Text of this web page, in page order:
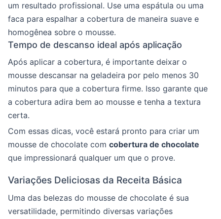
um resultado profissional. Use uma espátula ou uma
faca para espalhar a cobertura de maneira suave e
homogênea sobre o mousse.
Tempo de descanso ideal após aplicação
Após aplicar a cobertura, é importante deixar o
mousse descansar na geladeira por pelo menos 30
minutos para que a cobertura firme. Isso garante que
a cobertura adira bem ao mousse e tenha a textura
certa.
Com essas dicas, você estará pronto para criar um
mousse de chocolate com cobertura de chocolate
que impressionará qualquer um que o prove.
Variações Deliciosas da Receita Básica
Uma das belezas do mousse de chocolate é sua
versatilidade, permitindo diversas variações